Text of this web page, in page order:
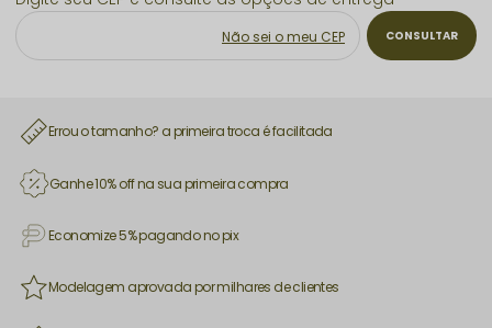
Não sei o meu CEP
Errou o tamanho? a primeira troca é facilitada
Ganhe 10% off na sua primeira compra
Economize 5% pagando no pix
Modelagem aprovada por milhares de clientes